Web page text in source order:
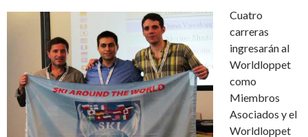
Cuatro
carreras
ingresarán al
Worldloppet
como
Miembros
Asociados y el
Worldloppet